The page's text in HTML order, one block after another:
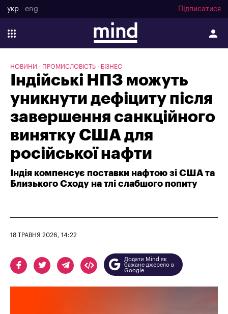
укр eng Підписатися
НОВИНИ ПРОМИСЛОВІСТЬ БІЗНЕС
Індійські НПЗ можуть
уникнути дефіциту після
завершення санкційного
винятку США для
російської нафти
Індія компенсує поставки нафтою зі США та
Близького Сходу на тлі слабшого попиту
18 ТРАВНЯ 2026, 14:22
Додати Mind як
бажане джерело в
Google